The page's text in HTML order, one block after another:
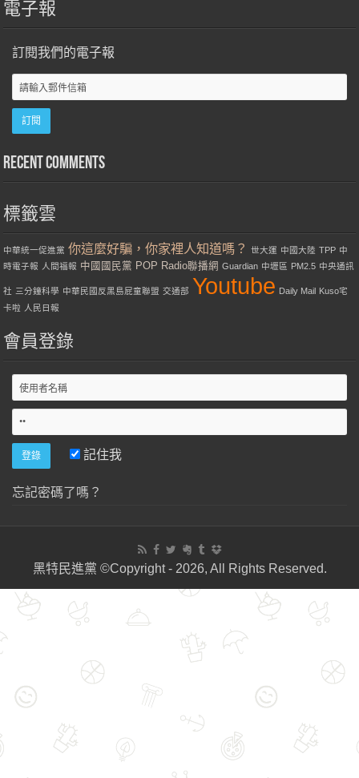
電子報
訂閱我們的電子報
Recent Comments
標籤雲
中華統一促進黨 你這麼好騙，你家裡人知道嗎？ 世大運 中國大陸 TPP 中
時電子報 人間福報 中國國民黨 POP Radio聯播網 Guardian 中壢區 PM2.5 中央通訊
社 三分鐘科學 中華民國反黑島屁童聯盟 交通部 Youtube Daily Mail Kuso宅
卡啦 人民日報
會員登錄
記住我
忘記密碼了嗎？
黑特民進黨 ©Copyright - 2026, All Rights Reserved.